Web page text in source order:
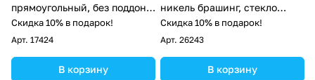
прямоугольный, без поддона,
прозрачное стекло, хром
Скидка 10% в подарок!
Арт. 17424
В корзину
никель брашинг, стекло
прозрачное
Скидка 10% в подарок!
Арт. 26243
В корзину